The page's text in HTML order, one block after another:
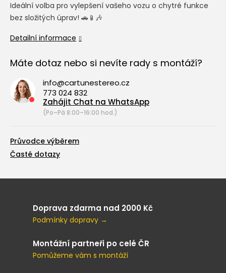
Ideální volba pro vylepšení vašeho vozu o chytré funkce
bez složitých úprav! 🚗📱🎶
Detailní informace
Máte dotaz nebo si nevíte rady s montáží?
info@cartunestereo.cz
773 024 832
Zahájit Chat na WhatsApp
(Po–Pá 8:00–16:00 hod.)
Průvodce výběrem
Časté dotazy
Doprava zdarma nad 2000 Kč
Podmínky dopravy →
Montážní partneři po celé ČR
Pomůžeme vám s montáží